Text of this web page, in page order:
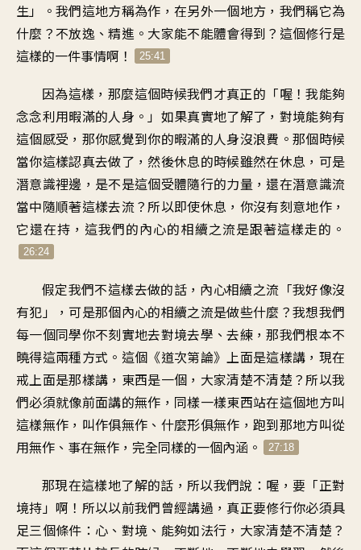
生」。我們這地方稱為作，在另外一個地方，我們稱它為
什麼？不放逸、精進。大家能不能體會得到？這個修行是
這樣的一件事情啊！
25:41
因為這樣，那麼這個時候我們才真正的「喔！我能夠
念念利用暇滿的人身。」如果真實地了解了，對境能夠有
這個感受，那你感覺到你的暇滿的人身沒浪費。那個時候
當你這樣認真去做了，然後休息的時候雖然在休息，可是
潛意識裡邊，是不是這個受體隨行的力量，還在潛意識流
當中隨順著這樣去流？所以即使休息，你沒有刻意地作，
它還在持，這我們的內心的相續之流是跟著這樣走的。
26:24
假定我們不這樣去做的話，內心相續之流「我好像沒
有犯」，可是那個內心的相續之流是做些什麼？我想我們
每一個同學你不刻實地去對境去學、去練，那我們根本不
曉得這兩種方式。這個《道次第論》上面是這樣講，現在
戒上面是那樣講，東西是一個，大家清楚不清楚？所以我
們必須就像前面講的無作，同樣一樣東西站在這個地方叫
這樣無作，叫作俱無作、什麼形俱無作，跑到那地方叫從
用無作、事在無作，完全同樣的一個內涵。
27:18
那現在這樣地了解的話，所以我們說：喔，要「正對
境持」啊！所以以前我們曾經講過，真正要修行你必須具
足三個條件：心、對境、能夠如法行，大家清楚不清楚？